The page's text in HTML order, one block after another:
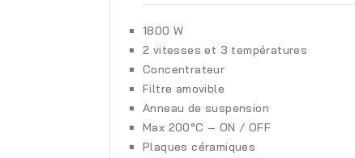
1800 W
2 vitesses et 3 températures
Concentrateur
Filtre amovible
Anneau de suspension
Max 200°C – ON / OFF
Plaques céramiques